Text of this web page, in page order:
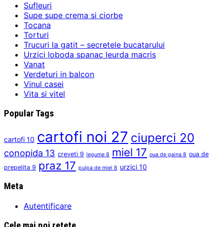
Sufleuri
Supe supe crema si ciorbe
Tocana
Torturi
Trucuri la gatit – secretele bucatarului
Urzici loboda spanac leurda macris
Vanat
Verdeturi in balcon
Vinul casei
Vita si vitel
Popular Tags
cartofi 10 cartofi noi 27 ciuperci 20
conopida 13 creveti 9 legume 8 miel 17 oua de gaina 8 oua de
prepelita 9 praz 17 pulpa de miel 8 urzici 10
Meta
Autentificare